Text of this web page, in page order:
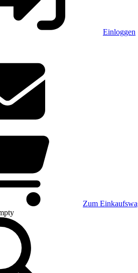
Einloggen
Zum